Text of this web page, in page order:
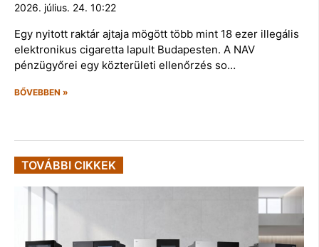
2026. július. 24. 10:22
Egy nyitott raktár ajtaja mögött több mint 18 ezer illegális
elektronikus cigaretta lapult Budapesten. A NAV
pénzügyőrei egy közterületi ellenőrzés so…
BŐVEBBEN »
TOVÁBBI CIKKEK